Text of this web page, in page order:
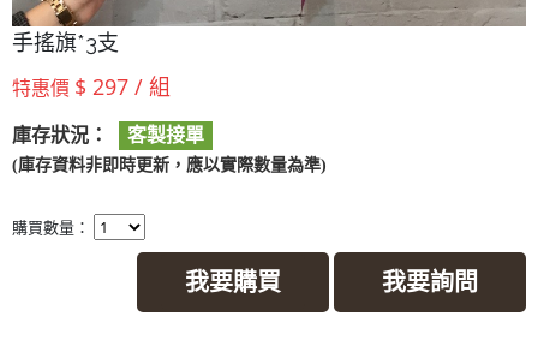
手搖旗*3支
特惠價 $ 297 / 組
庫存狀況： 客製接單
(庫存資料非即時更新，應以實際數量為準)
購買數量：
我要購買 我要詢問